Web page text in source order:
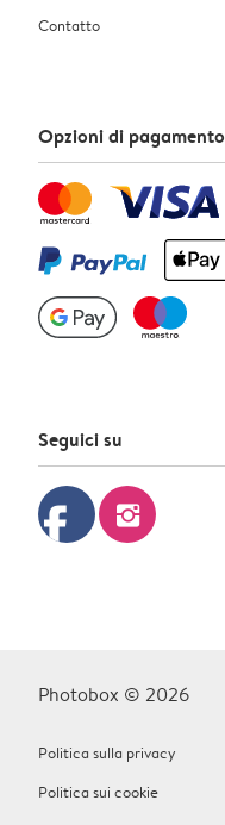
Contatto
Opzioni di pagamento
Seguici su
facebook instagram
Photobox © 2026
Politica sulla privacy
Politica sui cookie